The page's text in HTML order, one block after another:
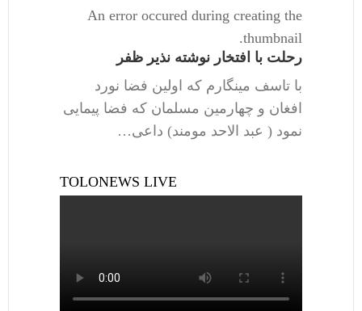
An error occured during creating the
thumbnail.
رحلت با افتخار نوشته نذیر ظفر
با تاسف مینگارم که اولین فضا نورد
افغان و چهارمین مسلمان که فضا پیمایی
نمود ( عبد الاحد مومند) داعی…
TOLONEWS LIVE